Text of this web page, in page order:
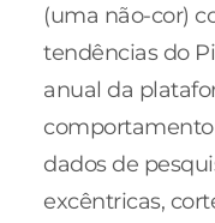
(uma não-cor)
tendências do
anual da
comportamento
dados de
excêntricas,